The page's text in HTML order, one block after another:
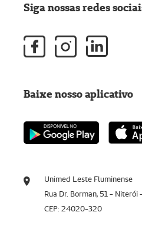
Unimed Leste Fluminense
Rua Dr. Borman, 51 - Niterói
CEP: 24020-320
Siga nossas redes
Baixe nosso aplicativo